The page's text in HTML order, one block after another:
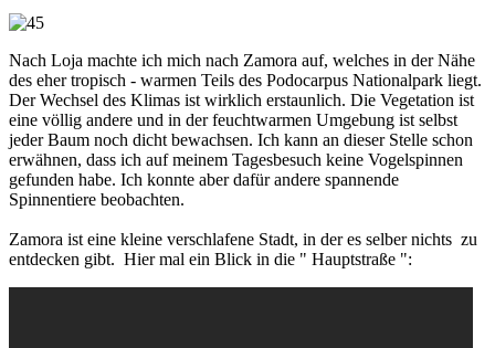
Nach Loja machte ich mich nach Zamora auf, welches in der Nähe
des eher tropisch - warmen Teils des Podocarpus Nationalpark liegt.
Der Wechsel des Klimas ist wirklich erstaunlich. Die Vegetation ist
eine völlig andere und in der feuchtwarmen Umgebung ist selbst
jeder Baum noch dicht bewachsen. Ich kann an dieser Stelle schon
erwähnen, dass ich auf meinem Tagesbesuch keine Vogelspinnen
gefunden habe. Ich konnte aber dafür andere spannende
Spinnentiere beobachten.
Zamora ist eine kleine verschlafene Stadt, in der es selber nichts zu
entdecken gibt. Hier mal ein Blick in die " Hauptstraße ":